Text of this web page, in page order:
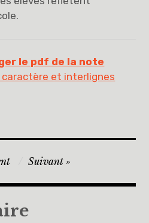
le pdf de la note
caractère et interlignes
Suivant